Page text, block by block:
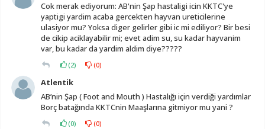
Cok merak ediyorum: AB'nin Şap hastaligi icin KKTC'ye
yaptigi yardim acaba gercekten hayvan ureticilerine
ulasiyor mu? Yoksa diger gelirler gibi ic mi ediliyor? Bir besi
de cikip aciklayabilir mi; evet adim su, su kadar hayvanim
var, bu kadar da yardim aldim diye?????
(2) (0)
Atlentik
AB’nin Şap ( Foot and Mouth ) Hastalığı için verdiği yardımlar
Borç batağında KKTCnin Maaşlarına gitmiyor mu yani ?
(0) (0)